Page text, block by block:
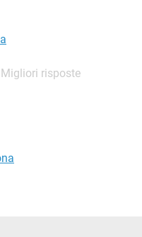
risposte